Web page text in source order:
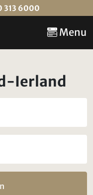
313 6000
Menu
Ierland